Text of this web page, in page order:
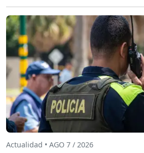
Actualidad • AGO 7 / 2026